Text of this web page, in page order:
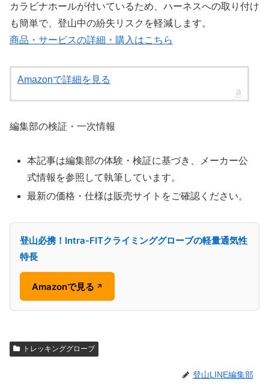
カラビナホールが付いているため、ハーネスへの取り付け
も簡単で、登山中の紛失リスクを軽減します。
商品・サービスの詳細・購入はこちら
Amazonで詳細を見る
編集部の検証・一次情報
本記事は編集部の体験・検証に基づき、メーカー公
式情報を参照して執筆しています。
最新の価格・仕様は販売サイトをご確認ください。
登山必携！Intra-FITクライミンググローブの軽量通気性
特長
Amazonで見る ↗
トレッキンググローブ
登山LINE編集部